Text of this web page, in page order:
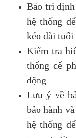
Bảo trì
hệ thống
kéo dài tuổi
Kiểm tra
thống để
động.
Lưu ý về
bảo hành
hệ thống